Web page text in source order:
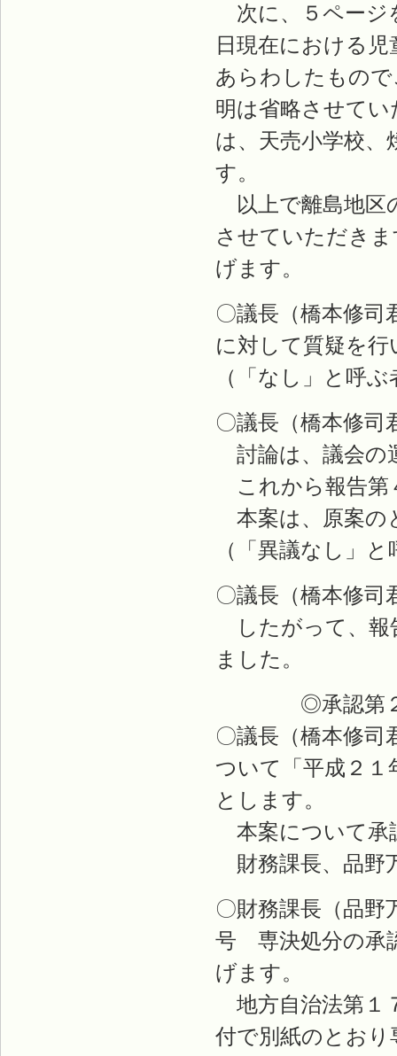
次に、５ページ
日現在における
あらわしたもの
明は省略させて
は、天売小学校
す。
以上で離島地区
させていただき
げます。
〇議長（橋本修
に対して質疑を行
（「なし」と呼
〇議長（橋本修
討論は、議会の
これから報告第
本案は、原案の
（「異議なし」
〇議長（橋本修
したがって、報
ました。
◎承認第２
〇議長（橋本修
ついて「平成２１
とします。
本案について承
財務課長、品野
〇財務課長（品
号 専決処分の承
げます。
地方自治法第１
付で別紙のとお